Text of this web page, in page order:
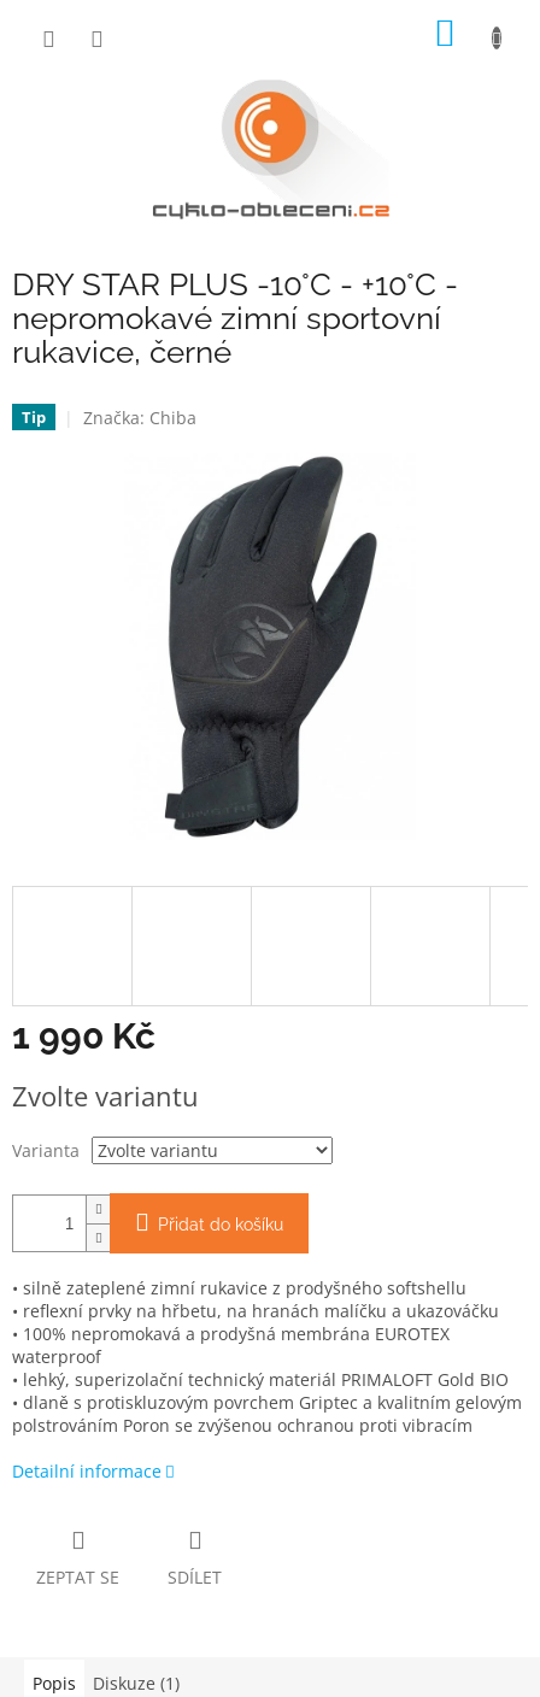
DRY STAR PLUS -10°C - +10°C -
nepromokavé zimní sportovní
rukavice, černé
Tip Značka: Chiba
1 990 Kč
cena:
Zvolte variantu
Varianta
Přidat do košíku
• silně zateplené zimní rukavice z prodyšného softshellu
• reflexní prvky na hřbetu, na hranách malíčku a ukazováčku
• 100% nepromokavá a prodyšná membrána EUROTEX
waterproof
• lehký, superizolační technický materiál PRIMALOFT Gold BIO
• dlaně s protiskluzovým povrchem Griptec a kvalitním gelovým
polstrováním Poron se zvýšenou ochranou proti vibracím
Detailní informace
ZEPTAT SE SDÍLET
Popis Diskuze (1)